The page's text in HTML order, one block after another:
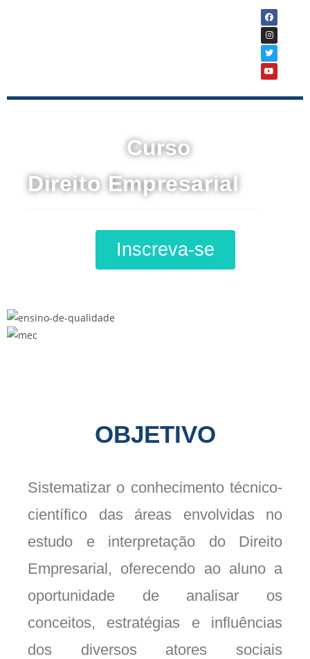
Curso
Direito Empresarial
Inscreva-se
OBJETIVO
Sistematizar o conhecimento técnico-
científico das áreas envolvidas no
estudo e interpretação do Direito
Empresarial, oferecendo ao aluno a
oportunidade de analisar os
conceitos, estratégias e influências
dos diversos atores sociais